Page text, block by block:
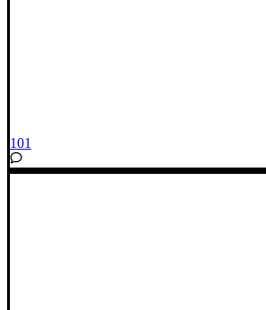
101